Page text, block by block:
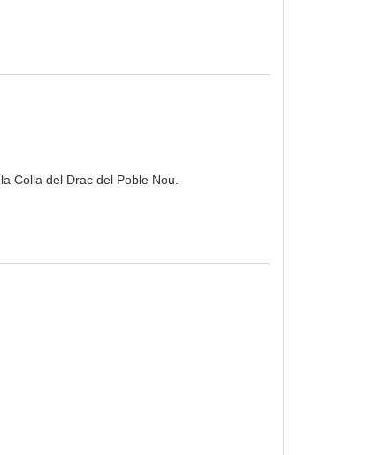
Colla del Drac del Poble Nou.